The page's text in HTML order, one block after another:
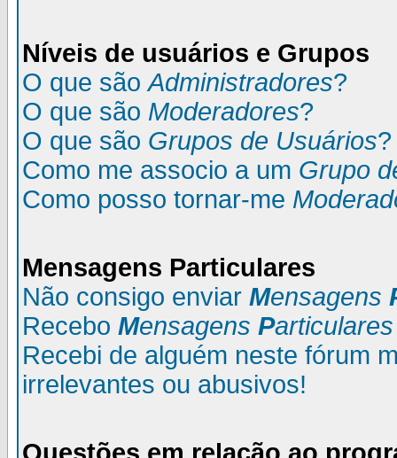
Níveis de usuários e Grupos
O que sãoAdministradores?
O que são Moderadores?
O que são Grupos de Usuários?
Como me associo a um Grupo
Como posso tornar-me
Mensagens Particulares
Não consigo enviar Mensagens
Recebo Mensagens Particulares
Recebi de alguém neste fórum
irrelevantes ou abusivos!